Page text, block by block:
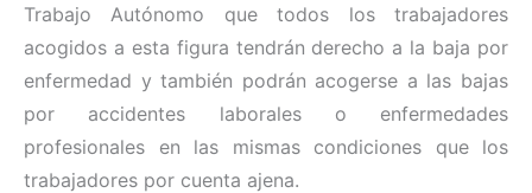
Trabajo Autónomo que todos los trabajadores
acogidos a esta figura tendrán derecho a la baja por
enfermedad y también podrán acogerse a las bajas
por accidentes laborales o enfermedades
profesionales en las mismas condiciones que los
trabajadores por cuenta ajena.